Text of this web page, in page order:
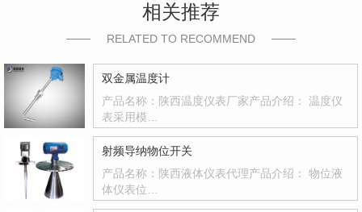
相关推荐
RELATED TO RECOMMEND
双金属温度计
产品名称：陕西温度仪表厂家产品介绍： 温度仪
表采用模…
射频导纳物位开关
产品名称：陕西液体仪表代理产品介绍： 物位液
体仪表位…